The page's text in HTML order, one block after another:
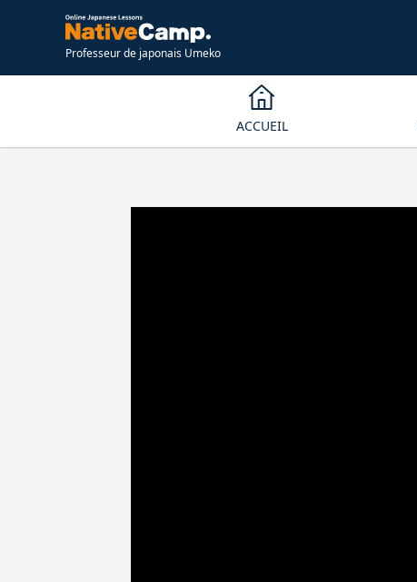
Professeur de japonais Umeko
ACCUEIL